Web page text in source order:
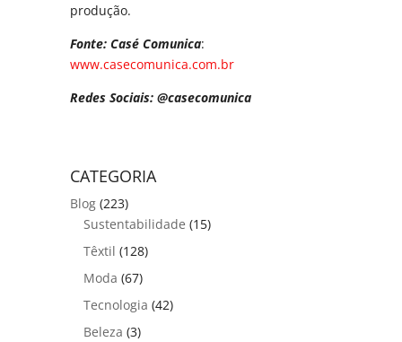
produção.
Fonte: Casé Comunica:
www.casecomunica.com.br
Redes Sociais: @casecomunica
CATEGORIA
Blog (223)
Sustentabilidade (15)
Têxtil (128)
Moda (67)
Tecnologia (42)
Beleza (3)